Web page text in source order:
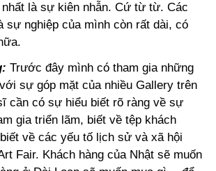
là sự kiên nhẫn. Cứ từ từ. Các
sự nghiệp của mình còn rất dài, có
Trước đây mình có tham gia những
sự góp mặt của nhiều Gallery trên
cần có sự hiểu biết rõ ràng về sự
gia triển lãm, biết về tệp khách
về các yếu tố lịch sử và xã hội
Fair. Khách hàng của Nhật sẽ muốn